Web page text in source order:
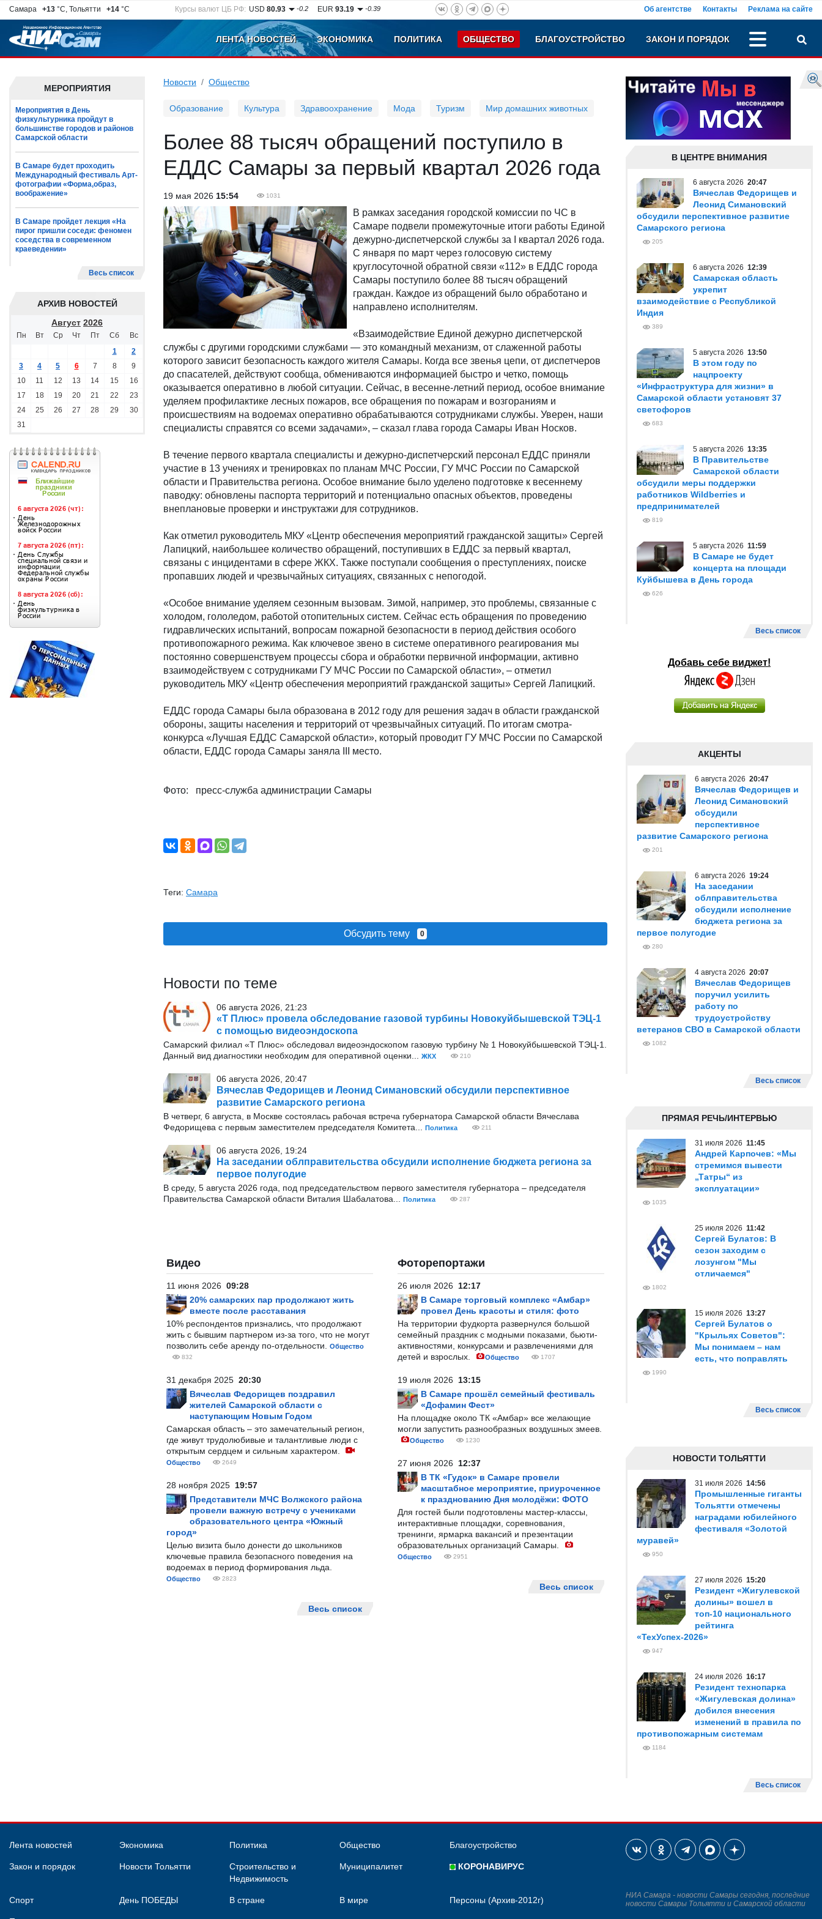
Самара +13 °C, Тольятти +14 °C Курсы валют ЦБ РФ: USD80.93 -0.2 EUR93.19 -0.39 Об агентстве Контакты Реклама на сайте
ЛЕНТА НОВОСТЕЙ ЭКОНОМИКА ПОЛИТИКА ОБЩЕСТВО БЛАГОУСТРОЙСТВО ЗАКОН И ПОРЯДОК
МЕРОПРИЯТИЯ
Мероприятия в День
физкультурника пройдут в
большинстве городов и районов
Самарской области
В Самаре будет проходить
Международный фестиваль Арт-
фотографии «Форма,образ,
воображение»
В Самаре пройдет лекция «На
пирог пришли соседи: феномен
соседства в современном
краеведении»
Весь список
АРХИВ НОВОСТЕЙ
Август 2026
Пн Вт Ср Чт Пт Сб
Вс
1
2
3
4 5 6 7 8
9
10
11 12 13 14 15
16
17
18 19 20 21 22
23
24
25 26 27 28 29
30
31
Новости Общество
Образование Культура Здравоохранение Мода Туризм Мир домашних животных
Более 88 тысяч обращений поступило в
ЕДДС Самары за первый квартал 2026 года
19 мая 2026 15:54 1031
В рамках заседания городской комиссии по ЧС в
Самаре подвели промежуточные итоги работы Единой
дежурно-диспетчерской службы за I квартал 2026 года.
С января по март через голосовую систему
круглосуточной обратной связи «112» в ЕДДС города
Самары поступило более 88 тысяч обращений
граждан. Каждое из обращений было обработано и
направлено исполнителям.
«Взаимодействие Единой дежурно диспетчерской
службы с другими городскими службами — это командный механизм, от слаженной работы
которого зависит безопасность каждого жителя Самары. Когда все звенья цепи, от диспетчеров
до спасателей, действуют сообща, обмениваются информацией быстро и четко, помощь
оказывается оперативно в любой ситуации. Сейчас, в весенне-летний период, особое внимание
уделяем профилактике лесных пожаров, все обращения по пожарам и возгораниям и
происшествиям на водоемах оперативно обрабатываются сотрудниками службы. Уверен, наши
специалисты справятся со всеми задачами», – сказал глава города Самары Иван Носков.
В течение первого квартала специалисты и дежурно-диспетчерский персонал ЕДДС приняли
участие в 13 учениях и тренировках по планам МЧС России, ГУ МЧС России по Самарской
области и Правительства региона. Особое внимание было уделено подготовке к весеннему
паводку: обновлены паспорта территорий и потенциально опасных объектов, проведены
внеплановые проверки и инструктажи для сотрудников.
Как отметил руководитель МКУ «Центр обеспечения мероприятий гражданской защиты» Сергей
Лапицкий, наибольшее количество обращений, поступивших в ЕДДС за первый квартал,
связаны с инцидентами в сфере ЖКХ. Также поступали сообщения о преступлениях, поиске
пропавших людей и чрезвычайных ситуациях, связанных с непогодой.
«Особое внимание уделяем сезонным вызовам. Зимой, например, это проблемы, связанные с
холодом, гололедом, работой отопительных систем. Сейчас есть обращения по проведению
гидравлических испытаний, вопросам пожарной безопасности в период действия особого
противопожарного режима. Как ключевое звено в системе оперативного реагирования мы
постоянно совершенствуем процессы сбора и обработки первичной информации, активно
взаимодействуем с сотрудниками ГУ МЧС России по Самарской области», – отметил
руководитель МКУ «Центр обеспечения мероприятий гражданской защиты» Сергей Лапицкий.
ЕДДС города Самары была образована в 2012 году для решения задач в области гражданской
обороны, защиты населения и территорий от чрезвычайных ситуаций. По итогам смотра-
конкурса «Лучшая ЕДДС Самарской области», который проводит ГУ МЧС России по Самарской
области, ЕДДС города Самары заняла III место.
Фото: пресс-служба администрации Самары
Теги: Самара
Обсудить тему 0
Новости по теме
06 августа 2026, 21:23
«Т Плюс» провела обследование газовой турбины Новокуйбышевской ТЭЦ-1
с помощью видеоэндоскопа
Самарский филиал «Т Плюс» обследовал видеоэндоскопом газовую турбину № 1 Новокуйбышевской ТЭЦ-1.
Данный вид диагностики необходим для оперативной оценки...
ЖКХ 210
06 августа 2026, 20:47
Вячеслав Федорищев и Леонид Симановский обсудили перспективное
развитие Самарского региона
В четверг, 6 августа, в Москве состоялась рабочая встреча губернатора Самарской области Вячеслава
Федорищева с первым заместителем председателя Комитета...
Политика 211
06 августа 2026, 19:24
На заседании облправительства обсудили исполнение бюджета региона за
первое полугодие
В среду, 5 августа 2026 года, под председательством первого заместителя губернатора – председателя
Правительства Самарской области Виталия Шабалатова...
Политика 287
Видео
11 июня 2026 09:28
20% самарских пар продолжают жить
вместе после расставания
10% респондентов признались, что продолжают
жить с бывшим партнером из-за того, что не могут
позволить себе аренду по-отдельности.
Общество
832
31 декабря 2025 20:30
Вячеслав Федорищев поздравил
жителей Самарской области с
наступающим Новым Годом
Самарская область – это замечательный регион,
где живут трудолюбивые и талантливые люди с
открытым сердцем и сильным характером.
Общество 2649
28 ноября 2025 19:57
Представители МЧС Волжского района
провели важную встречу с учениками
образовательного центра «Южный
город»
Целью визита было донести до школьников
ключевые правила безопасного поведения на
водоемах в период формирования льда.
Общество 2823
Весь список
Фоторепортажи
26 июля 2026 12:17
В Самаре торговый комплекс «Амбар»
провел День красоты и стиля: фото
На территории фудкорта развернулся большой
семейный праздник с модными показами, бьюти-
активностями, конкурсами и развлечениями для
детей и взрослых.
Общество 1707
19 июля 2026 13:15
В Самаре прошёл семейный фестиваль
«Дофамин Фест»
На площадке около ТК «Амбар» все желающие
могли запустить разнообразных воздушных змеев.
Общество 1230
27 июня 2026 12:37
В ТК «Гудок» в Самаре провели
масштабное мероприятие, приуроченное
к празднованию Дня молодёжи: ФОТО
Для гостей были подготовлены мастер-классы,
интерактивные площадки, соревнования,
тренинги, ярмарка вакансий и презентации
образовательных организаций Самары.
Общество 2951
Весь список
В ЦЕНТРЕ ВНИМАНИЯ
6 августа 2026 20:47
Вячеслав Федорищев и
Леонид Симановский
обсудили перспективное развитие
Самарского региона
205
6 августа 2026 12:39
Самарская область
укрепит
взаимодействие с Республикой
Индия
389
5 августа 2026 13:50
В этом году по
нацпроекту
«Инфраструктура для жизни» в
Самарской области установят 37
светофоров
683
5 августа 2026 13:35
В Правительстве
Самарской области
обсудили меры поддержки
работников Wildberries и
предпринимателей
819
5 августа 2026 11:59
В Самаре не будет
концерта на площади
Куйбышева в День города
626
Весь список
Добавь себе виджет!
АКЦЕНТЫ
6 августа 2026 20:47
Вячеслав Федорищев и
Леонид Симановский
обсудили
перспективное
развитие Самарского региона
201
6 августа 2026 19:24
На заседании
облправительства
обсудили исполнение
бюджета региона за
первое полугодие
280
4 августа 2026 20:07
Вячеслав Федорищев
поручил усилить
работу по
трудоустройству
ветеранов СВО в Самарской области
1082
Весь список
ПРЯМАЯ РЕЧЬ/ИНТЕРВЬЮ
31 июля 2026 11:45
Андрей Карпочев: «Мы
стремимся вывести
„Татры“ из
эксплуатации»
1035
25 июля 2026 11:42
Сергей Булатов: В
сезон заходим с
лозунгом "Мы
отличаемся"
1802
15 июля 2026 13:27
Сергей Булатов о
"Крыльях Советов":
Мы понимаем – нам
есть, что поправлять
1990
Весь список
НОВОСТИ ТОЛЬЯТТИ
31 июля 2026 14:56
Промышленные гиганты
Тольятти отмечены
наградами юбилейного
фестиваля «Золотой
муравей»
950
27 июля 2026 15:20
Резидент «Жигулевской
долины» вошел в
топ-10 национального
рейтинга
«ТехУспех-2026»
947
24 июля 2026 16:17
Резидент технопарка
«Жигулевская долина»
добился внесения
изменений в правила по
противопожарным системам
1184
Весь список
Лента новостей Экономика Политика Общество Благоустройство
Закон и порядок Новости Тольятти
Строительство и
Недвижимость
Муниципалитет КОРОНАВИРУС
Спорт День ПОБЕДЫ В стране В мире Персоны (Архив-2012г)
НИА Самара - новости Самары сегодня, последние
новости Самары Тольятти и Самарской области